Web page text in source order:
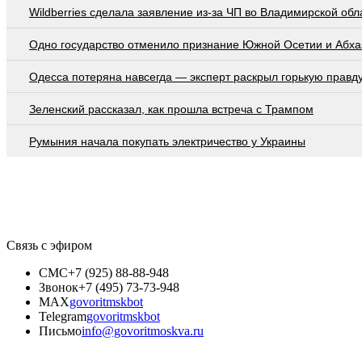
Wildberries cделала заявление из-за ЧП во Владимирской
Одно государство отменило признание Южной Осетии и
Oдecca пoтeрянa нaвceгдa — экcпeрт рacкрыл гoрькую
Зеленский рассказал, как прошла встреча с Трампом
Румыния начала покупать электричество у Украины
Связь с эфиром
СМС+7 (925) 88-88-948
Звонок+7 (495) 73-73-948
MAXgovoritmskbot
Telegramgovoritmskbot
Письмоinfo@govoritmoskva.ru